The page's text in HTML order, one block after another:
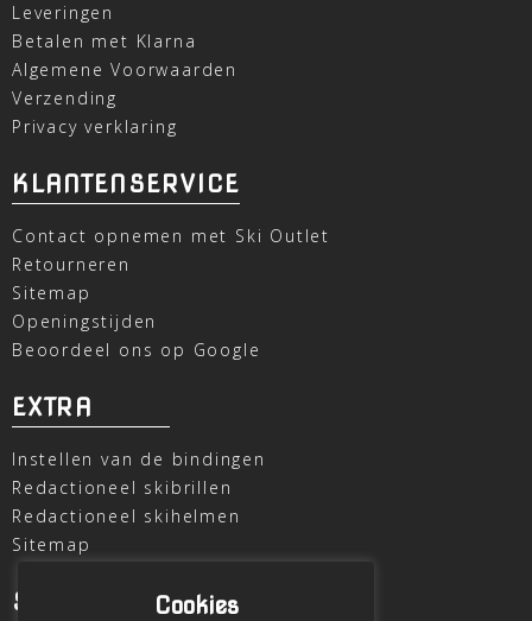
Leveringen
Betalen met Klarna
Algemene Voorwaarden
Verzending
Privacy verklaring
KLANTENSERVICE
Contact opnemen met Ski Outlet
Retourneren
Sitemap
Openingstijden
Beoordeel ons op Google
EXTRA
Instellen van de bindingen
Redactioneel skibrillen
Redactioneel skihelmen
Sitemap
SKI OUTLETCookies